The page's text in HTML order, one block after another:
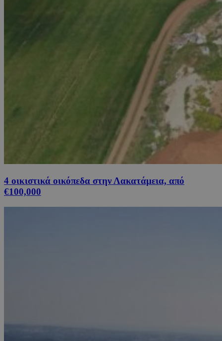
4 οικιστικά οικόπεδα στην Λακατάμεια, από
€100,000